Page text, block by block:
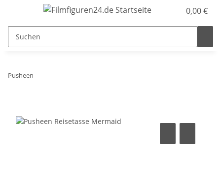
0,00 €
Pusheen